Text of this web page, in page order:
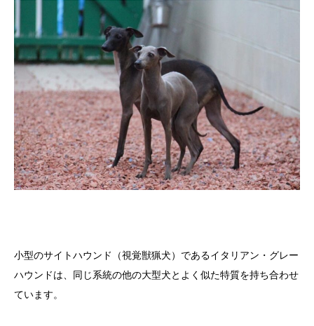
小型のサイトハウンド（視覚獣猟犬）であるイタリアン・グレー
ハウンドは、同じ系統の他の大型犬とよく似た特質を持ち合わせ
ています。